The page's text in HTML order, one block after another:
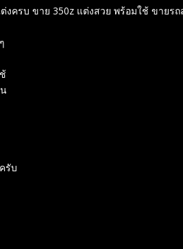
งครบ ขาย 350z แต่งสวย พร้อมใช้ ขายร
รับ